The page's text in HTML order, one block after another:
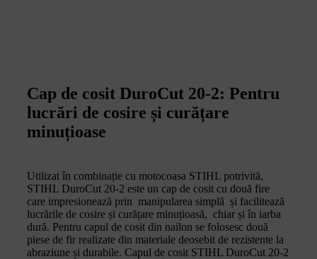
Cap de cosit DuroCut 20-2: Pentru
lucrări de cosire și curățare
minuțioase
Utilizat în combinație cu motocoasa STIHL potrivită,
STIHL DuroCut 20-2 este un cap de cosit cu două fire
care impresionează prin manipularea simplă și facilitează
lucrările de cosire și curățare minuțioasă, chiar și în iarba
dură. Pentru capul de cosit din nailon se folosesc două
piese de fir realizate din materiale deosebit de rezistente la
abraziune și durabile. Capul de cosit STIHL DuroCut 20-2